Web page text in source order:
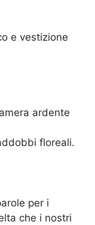
e vestizione
ardente
floreali.
per i
che i nostri